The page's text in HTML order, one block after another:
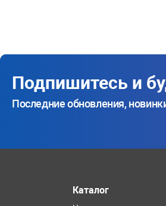
Подпишитесь и
Последние обновления,
Каталог